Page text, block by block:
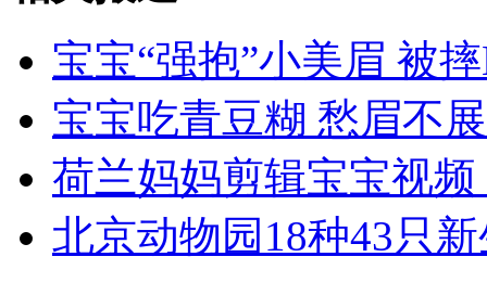
女孩北京地铁殴打老人 痛下狠手拳打脚踢
无痛分娩是否安全 医生回应
外交部：反对强权政治霸凌主义
宝宝“强抱”小美眉 被
宝宝吃青豆糊 愁眉不
荷兰妈妈剪辑宝宝视频
北京动物园18种43只